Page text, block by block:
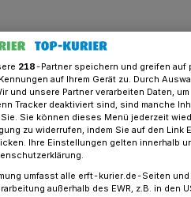
Wasserwerker bestehlen
218-Partner speichern und greifen
auf Ihrem Gerät zu. Durch
und unsere Partner verarbeiten Daten,
Tracker deaktiviert sind, sind manche
Sie können dieses Menü jederzeit
zu widerrufen, indem Sie auf den
Ihre Einstellungen gelten innerhalb
umfasst alle erft-kurier.de-Seiten
außerhalb des EWR, z.B. in den